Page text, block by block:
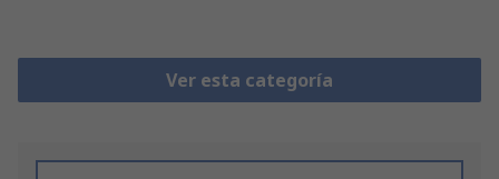
Ver esta categoría